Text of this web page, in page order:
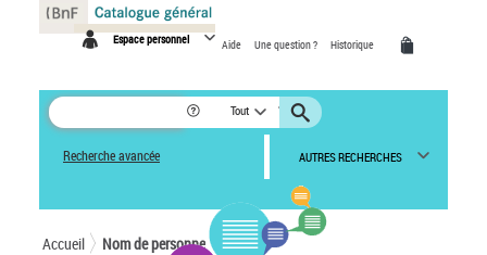
Espace personnel Aide Une question ? Historique
Tout
Recherche avancée AUTRES RECHERCHES
Accueil Nom de personne
Panneau de gestion des cookies